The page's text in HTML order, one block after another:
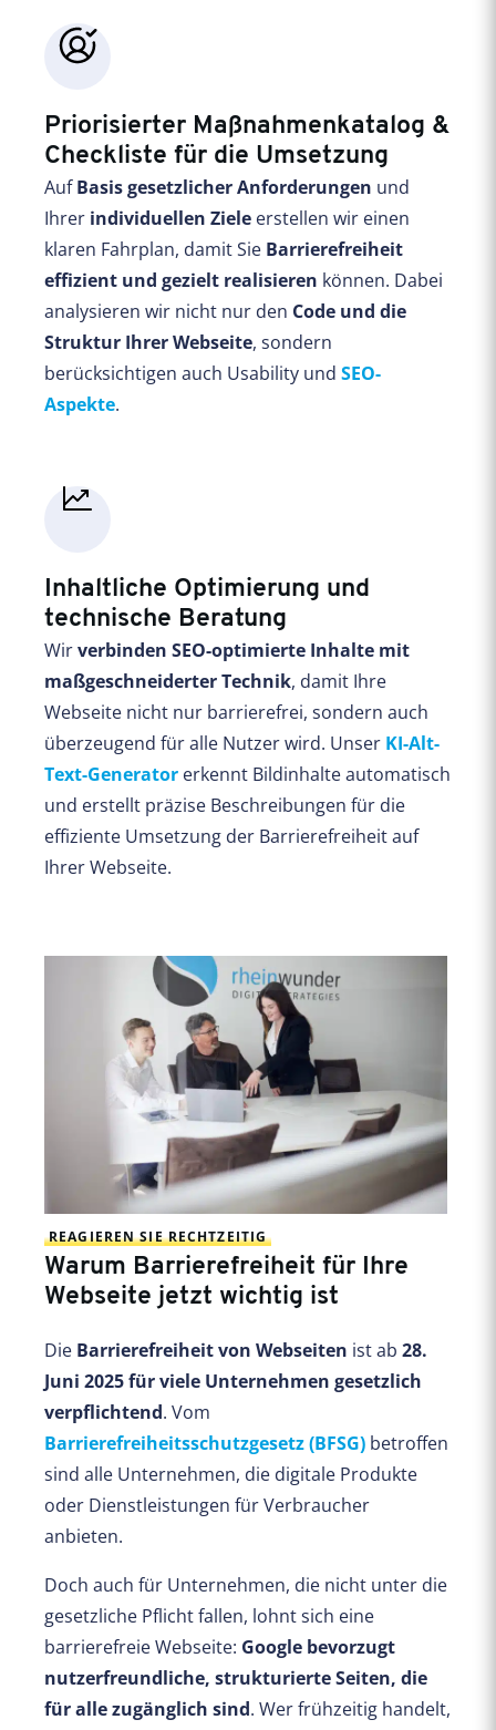
Priorisierter Maßnahmenkatalog &
Checkliste für die Umsetzung
AufBasis gesetzlicher Anforderungen und
Ihrer individuellen Ziele erstellen wir einen
klaren Fahrplan, damit Sie Barrierefreiheit
effizient und gezielt realisieren können. Dabei
analysieren wir nicht nur den Code und die
Struktur Ihrer Webseite, sondern
berücksichtigen auch Usability und SEO-
Aspekte.
Inhaltliche Optimierung und
technische Beratung
Wirverbinden SEO-optimierte Inhalte mit
maßgeschneiderter Technik, damit Ihre
Webseite nicht nur barrierefrei, sondern auch
überzeugend für alle Nutzer wird. Unser KI-Alt-
Text-Generator erkennt Bildinhalte automatisch
und erstellt präzise Beschreibungen für die
effiziente Umsetzung der Barrierefreiheit auf
Ihrer Webseite.
REAGIEREN SIE RECHTZEITIG
Warum Barrierefreiheit für Ihre
Webseite jetzt wichtig ist
Die Barrierefreiheit von Webseiten ist ab 28.
Juni 2025 für viele Unternehmen gesetzlich
verpflichtend. Vom
Barrierefreiheitsschutzgesetz (BFSG) betroffen
sind alle Unternehmen, die digitale Produkte
oder Dienstleistungen für Verbraucher
anbieten.
Doch auch für Unternehmen, die nicht unter die
gesetzliche Pflicht fallen, lohnt sich eine
barrierefreie Webseite: Google bevorzugt
nutzerfreundliche, strukturierte Seiten, die
für alle zugänglich sind. Wer frühzeitig handelt,